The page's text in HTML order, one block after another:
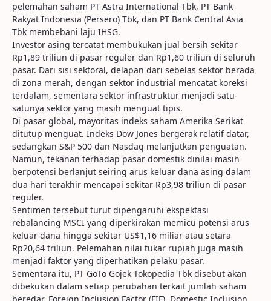
pelemahan saham PT Astra International Tbk, PT Bank
Rakyat Indonesia (Persero) Tbk, dan PT Bank Central Asia
Tbk membebani laju IHSG.
Investor asing tercatat membukukan jual bersih sekitar
Rp1,89 triliun di pasar reguler dan Rp1,60 triliun di seluruh
pasar. Dari sisi sektoral, delapan dari sebelas sektor berada
di zona merah, dengan sektor industrial mencatat koreksi
terdalam, sementara sektor infrastruktur menjadi satu-
satunya sektor yang masih menguat tipis.
Di pasar global, mayoritas indeks saham Amerika Serikat
ditutup menguat. Indeks Dow Jones bergerak relatif datar,
sedangkan S&P 500 dan Nasdaq melanjutkan penguatan.
Namun, tekanan terhadap pasar domestik dinilai masih
berpotensi berlanjut seiring arus keluar dana asing dalam
dua hari terakhir mencapai sekitar Rp3,98 triliun di pasar
reguler.
Sentimen tersebut turut dipengaruhi ekspektasi
rebalancing MSCI yang diperkirakan memicu potensi arus
keluar dana hingga sekitar US$1,16 miliar atau setara
Rp20,64 triliun. Pelemahan nilai tukar rupiah juga masih
menjadi faktor yang diperhatikan pelaku pasar.
Sementara itu, PT GoTo Gojek Tokopedia Tbk disebut akan
dibekukan dalam setiap perubahan terkait jumlah saham